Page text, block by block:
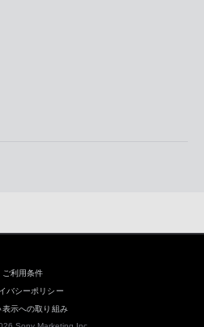
ご利用条件
バシーポリシー
表示への取り組み